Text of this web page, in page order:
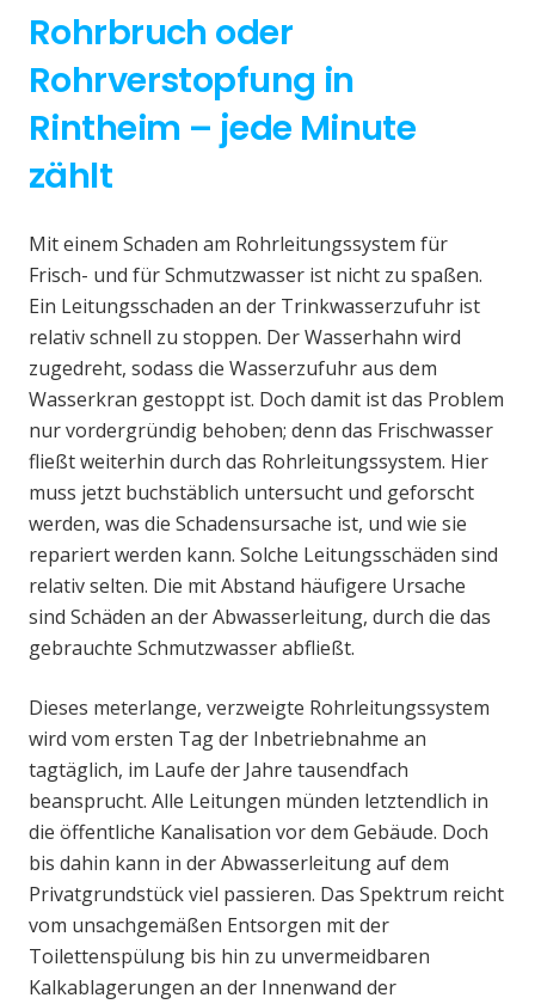
Rohrbruch oder
Rohrverstopfung in
Rintheim – jede Minute
zählt
Mit einem Schaden am Rohrleitungssystem für
Frisch- und für Schmutzwasser ist nicht zu spaßen.
Ein Leitungsschaden an der Trinkwasserzufuhr ist
relativ schnell zu stoppen. Der Wasserhahn wird
zugedreht, sodass die Wasserzufuhr aus dem
Wasserkran gestoppt ist. Doch damit ist das Problem
nur vordergründig behoben; denn das Frischwasser
fließt weiterhin durch das Rohrleitungssystem. Hier
muss jetzt buchstäblich untersucht und geforscht
werden, was die Schadensursache ist, und wie sie
repariert werden kann. Solche Leitungsschäden sind
relativ selten. Die mit Abstand häufigere Ursache
sind Schäden an der Abwasserleitung, durch die das
gebrauchte Schmutzwasser abfließt.
Dieses meterlange, verzweigte Rohrleitungssystem
wird vom ersten Tag der Inbetriebnahme an
tagtäglich, im Laufe der Jahre tausendfach
beansprucht. Alle Leitungen münden letztendlich in
die öffentliche Kanalisation vor dem Gebäude. Doch
bis dahin kann in der Abwasserleitung auf dem
Privatgrundstück viel passieren. Das Spektrum reicht
vom unsachgemäßen Entsorgen mit der
Toilettenspülung bis hin zu unvermeidbaren
Kalkablagerungen an der Innenwand der